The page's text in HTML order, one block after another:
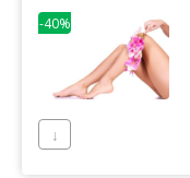
-40%
↓